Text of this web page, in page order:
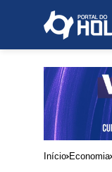
Início Economia